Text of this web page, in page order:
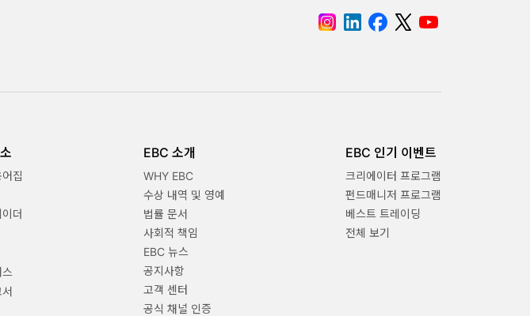
집
더
스
EBC 소개
WHY EBC
수상 내역 및 영예
법률 문서
사회적 책임
EBC 뉴스
공지사항
고객 센터
공식 채널 인증
EBC 인기 이벤트
크리에이터 프로그램
펀드매니저 프로그램
베스트 트레이딩
전체 보기